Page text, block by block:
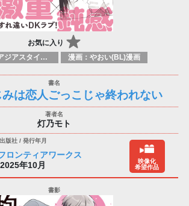
お気に入り
漫画と東アジアスタイル / 伝統的なコミックブック 漫画：やおい(BL)漫画
は恋人ごっこじゃ終われない
灯乃モト
ロンティアワークス
2025年10月
映像化
希望作品